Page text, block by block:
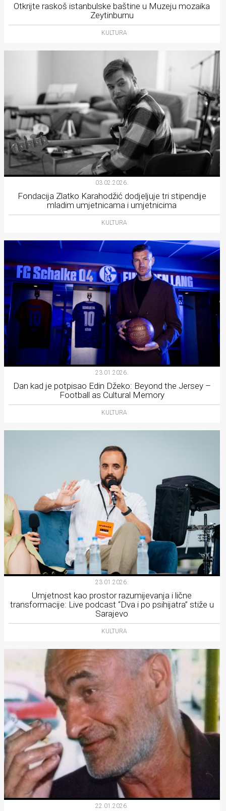
Otkrijte raskoš istanbulske baštine u Muzeju mozaika
Zeytinburnu
KULTURA
03.02.2026.
Fondacija Zlatko Karahodžić dodjeljuje tri stipendije
mladim umjetnicama i umjetnicima
KULTURA
23.01.2026.
Dan kad je potpisao Edin Džeko: Beyond the Jersey –
Football as Cultural Memory
KULTURA
23.01.2026.
Umjetnost kao prostor razumijevanja i lične
transformacije: Live podcast “Dva i po psihijatra” stiže u
Sarajevo
KULTURA
22.01.2026.